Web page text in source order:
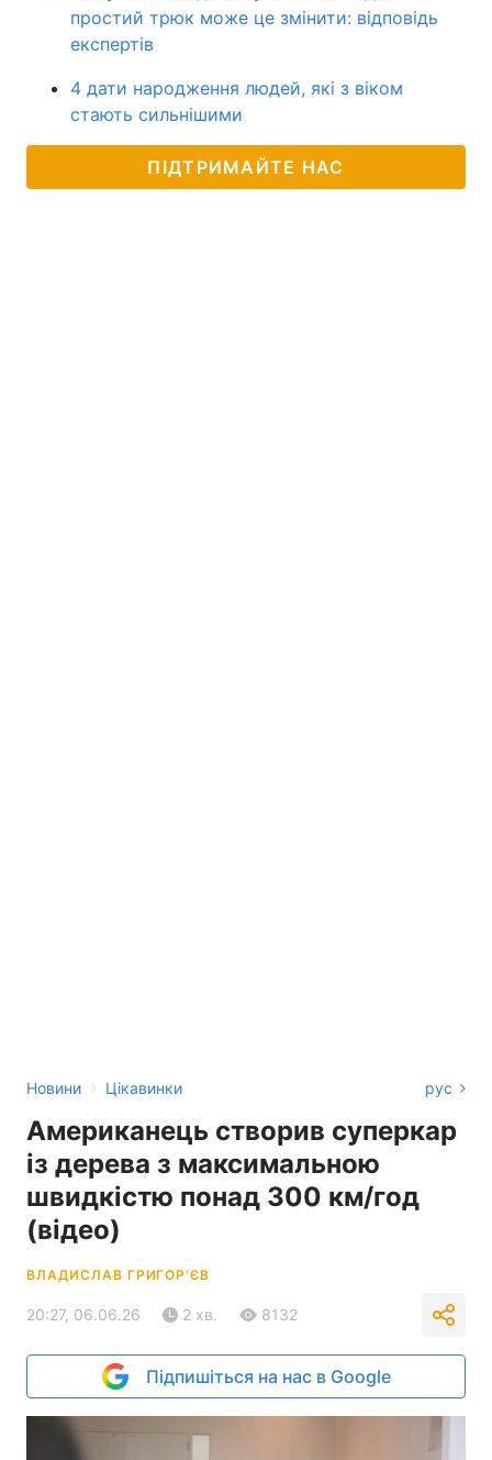
простий трюк може це змінити: відповідь
експертів
4 дати народження людей, які з віком
стають сильнішими
ПІДТРИМАЙТЕ НАС
Новини › Цікавинки рус
Американець створив суперкар
із дерева з максимальною
швидкістю понад 300 км/год
(відео)
ВЛАДИСЛАВ ГРИГОР'ЄВ
20:27, 06.06.26 2 хв. 8132
Підпишіться на нас в Google